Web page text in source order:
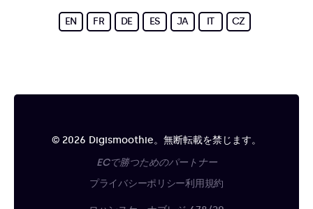
EN FR DE ES JA IT CZ
© 2026 Digismoothie。無断転載を禁じます。
ECで勝つためのパートナー
プライバシーポリシー利用規約